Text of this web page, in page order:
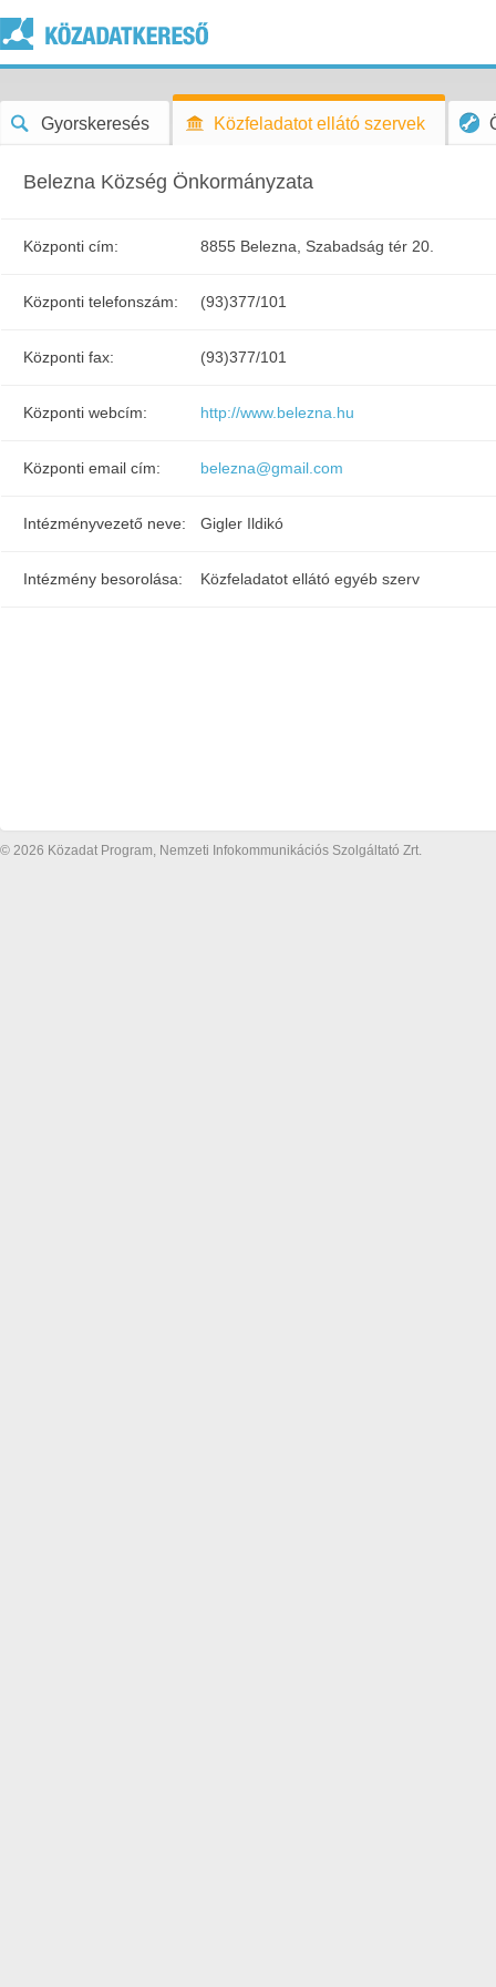
Gyorskeresés Közfeladatot ellátó szervek
Belezna Község Önkormányzata
Központi cím: 8855 Belezna, Szabadság tér 20.
Központi telefonszám: (93)377/101
Központi fax: (93)377/101
Központi webcím: http://www.belezna.hu
Központi email cím: belezna@gmail.com
Intézményvezető neve: Gigler Ildikó
Intézmény besorolása: Közfeladatot ellátó egyéb szerv
© 2026 Közadat Program, Nemzeti Infokommunikációs Szolgáltató Zrt.